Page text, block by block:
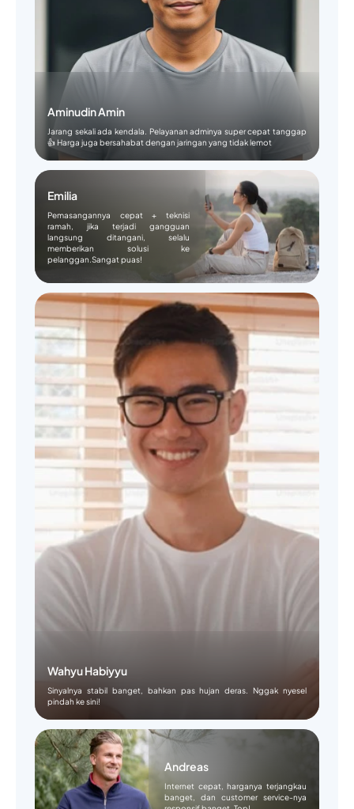
Aminudin Amin
Jarang sekali ada kendala. Pelayanan adminya super cepat tanggap
👍 Harga juga bersahabat dengan jaringan yang tidak lemot
Emilia
Pemasangannya cepat + teknisi
ramah, jika terjadi gangguan
langsung ditangani, selalu
memberikan solusi ke
pelanggan.Sangat puas!
Wahyu Habiyyu
Sinyalnya stabil banget, bahkan pas hujan deras. Nggak nyesel
pindah ke sini!
Andreas
Internet cepat, harganya terjangkau
banget, dan customer service-nya